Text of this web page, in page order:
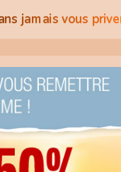
jamais vous